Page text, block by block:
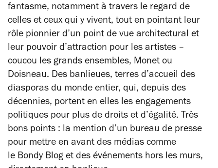
fantasme, notamment à travers le regard de
celles et ceux qui y vivent, tout en pointant leur
rôle pionnier d’un point de vue architectural et
leur pouvoir d’attraction pour les artistes –
coucou les grands ensembles, Monet ou
Doisneau. Des banlieues, terres d’accueil des
diasporas du monde entier, qui, depuis des
décennies, portent en elles les engagements
politiques pour plus de droits et d’égalité. Très
bons points : la mention d’un bureau de presse
pour mettre en avant des médias comme
le Bondy Blog et des événements hors les murs,